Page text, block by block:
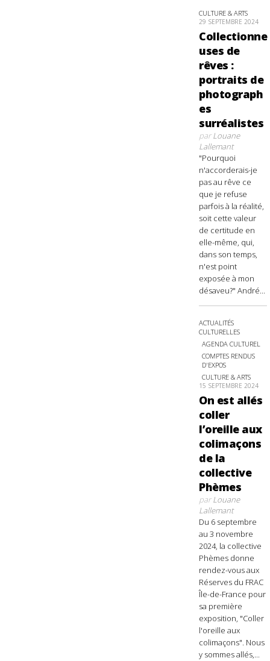
CULTURE & ARTS
29 SEPTEMBRE 2024
Collectionne
uses de
rêves :
portraits de
photograph
es
surréalistes
parLouane
Lallemant
"Pourquoi
n'accorderais-je
pas au rêve ce
que je refuse
parfois à la réalité,
soit cette valeur
de certitude en
elle-même, qui,
dans son temps,
n'est point
exposée à mon
désaveu?" André...
ACTUALITÉS
CULTURELLES
AGENDA CULTUREL
COMPTES RENDUS
D'EXPOS
CULTURE & ARTS
15 SEPTEMBRE 2024
On est allés
coller
l’oreille aux
colimaçons
de la
collective
Phèmes
parLouane
Lallemant
Du 6 septembre
au 3 novembre
2024, la collective
Phèmes donne
rendez-vous aux
Réserves du FRAC
Île-de-France pour
sa première
exposition, "Coller
l'oreille aux
colimaçons". Nous
y sommes allés,...